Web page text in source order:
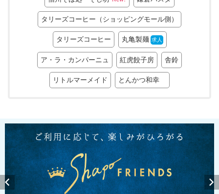
タリーズコーヒー（ショッピングモール側）
タリーズコーヒー 丸亀製麺 求人
ア・ラ・カンパーニュ 紅虎餃子房 舎鈴
リトルマーメイド とんかつ和幸